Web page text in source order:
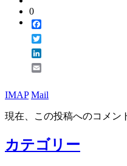
0
IMAP Mail
現在、この投稿へのコメン
カテゴリー